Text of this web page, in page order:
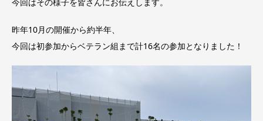
昨年10月の開催から約半年、
今回は初参加からベテラン組まで計16名の参加となりました！